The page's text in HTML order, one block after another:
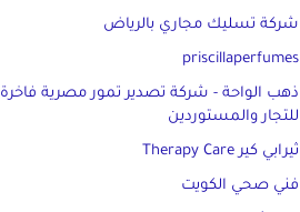
شركة تسليك مجاري بالرياض
priscillaperfumes
ذهب الواحة - شركة تصدير تمور مصرية فاخرة
للتجار والمستوردين
ثيرابي كير Therapy Care
فني صحي الكويت